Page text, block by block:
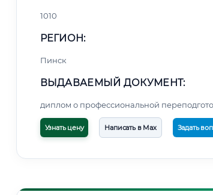
1010
РЕГИОН:
Пинск
ВЫДАВАЕМЫЙ ДОКУМЕНТ:
диплом о профессиональной
Узнать цену Написать в Max Задать